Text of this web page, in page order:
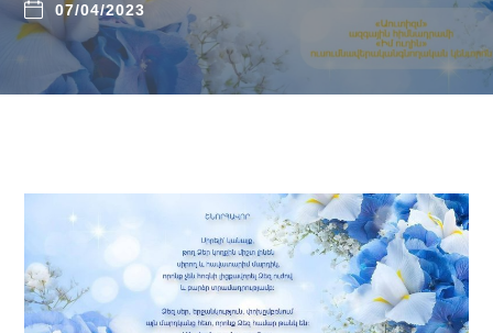
07/04/2023